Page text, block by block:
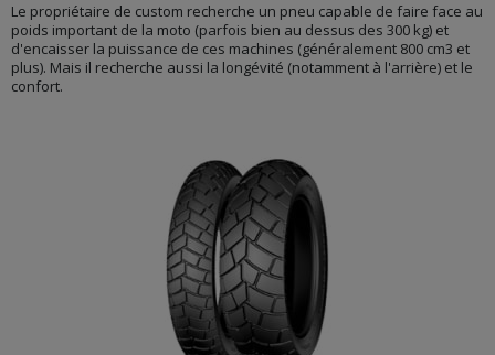
Le propriétaire de custom recherche un pneu capable de faire face au
poids important de la moto (parfois bien au dessus des 300 kg) et
d'encaisser la puissance de ces machines (généralement 800 cm3 et
plus). Mais il recherche aussi la longévité (notamment à l'arrière) et le
confort.